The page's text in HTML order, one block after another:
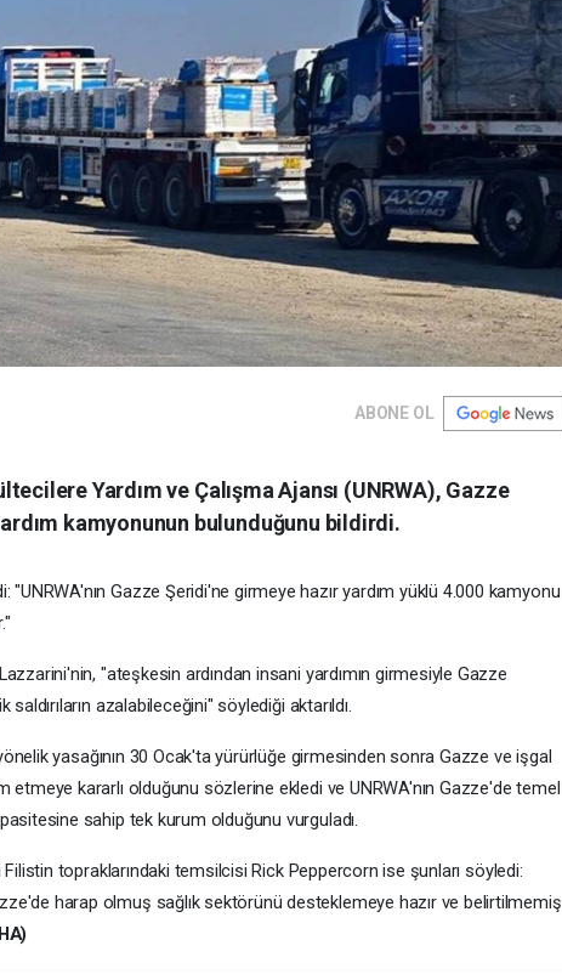
ABONE OL
Yardım ve Çalışma Ajansı (UNRWA), Gazze
kamyonunun bulunduğunu bildirdi.
Gazze Şeridi'ne girmeye hazır yardım yüklü 4.000 kamyonu
"ateşkesin ardından insani yardımın girmesiyle Gazze
azalabileceğini" söylediği aktarıldı.
yasağının 30 Ocak'ta yürürlüğe girmesinden sonra Gazze ve işgal
etmeye kararlı olduğunu sözlerine ekledi ve UNRWA'nın Gazze'de temel
sahip tek kurum olduğunu vurguladı.
Filistin topraklarındaki temsilcisi Rick Peppercorn ise şunları söyledi:
harap olmuş sağlık sektörünü desteklemeye hazır ve belirtilmemiş